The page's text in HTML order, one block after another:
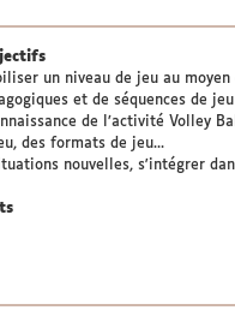
un niveau de jeu au moyen
et de séquences de jeu
de l’activité Volley
des formats de jeu...
nouvelles, s'intégrer